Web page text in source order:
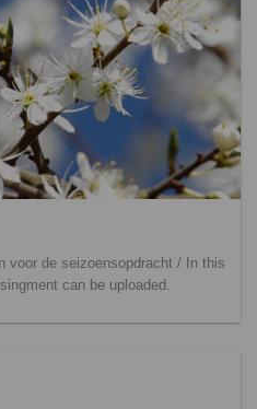
voor de seizoensopdracht / In this
can be uploaded.